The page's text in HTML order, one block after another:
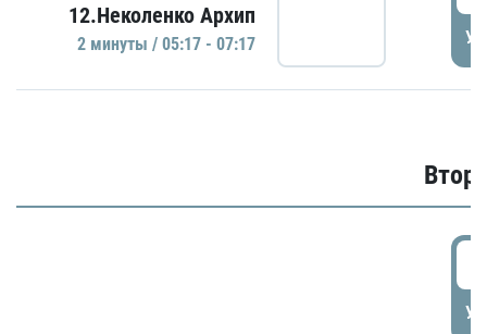
12.Неколенко Архип
2 минуты / 05:17 - 07:17